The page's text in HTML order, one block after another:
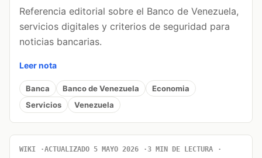
Referencia editorial sobre el Banco de Venezuela,
servicios digitales y criterios de seguridad para
noticias bancarias.
Leer nota
Banca Banco de Venezuela
Economia
Servicios
Venezuela
WIKI ACTUALIZADO 5 MAYO 2026 3 MIN DE LECTURA